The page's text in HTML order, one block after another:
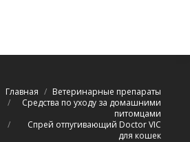
Вы здесь:
Главная
Ветеринарные препараты
Средства по уходу за домашними
питомцами
Спрей отпугивающий Doctor VIC
для кошек